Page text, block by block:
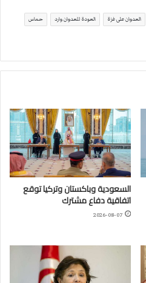
العدوان على غزة العودة للعدوان وارد حماس
السعودية وباكستان وتركيا توقع
اتفاقية دفاع مشترك
2026-08-07